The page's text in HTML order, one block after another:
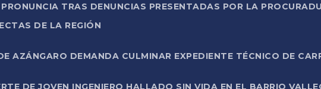
TRAS DENUNCIAS PRESENTADAS POR LA
DE LA REGIÓN
AZÁNGARO DEMANDA CULMINAR EXPEDIENTE TÉCNICO DE
DE JOVEN INGENIERO HALLADO SIN VIDA EN EL BARRIO